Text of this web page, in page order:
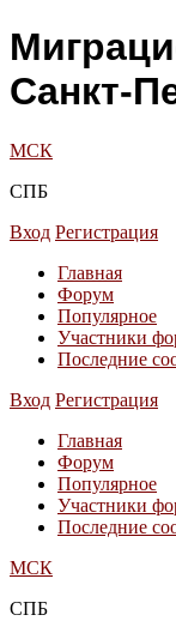
Санкт-
МСК
СПБ
Вход Регистрация
Главная
Форум
Популярное
Участники
Последние
Вход Регистрация
Главная
Форум
Популярное
Участники
Последние
МСК
СПБ